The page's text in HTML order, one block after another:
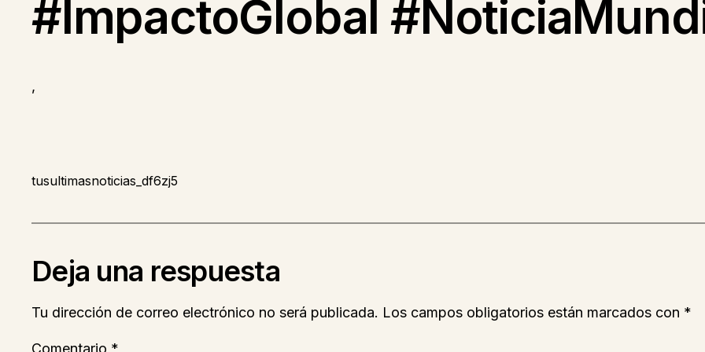
#ImpactoGlobal
,
tusultimasnoticias_df6zj5
Deja una respuesta
Tu dirección de correo electrónico no será publicada. Los campos obligatorios están marcados con *